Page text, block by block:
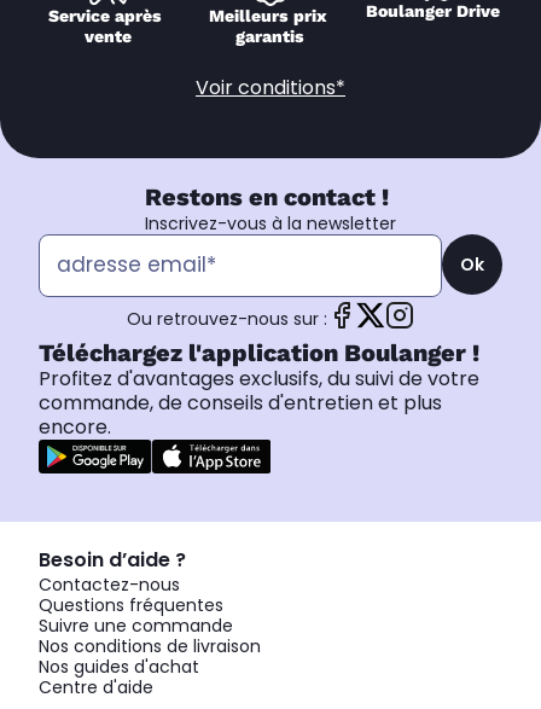
Service après
vente
Meilleurs prix
garantis
Boulanger Drive
Voir conditions*
Restons en contact !
Inscrivez-vous à la newsletter
Ok
Ou retrouvez-nous sur :
Téléchargez l'application Boulanger !
Profitez d'avantages exclusifs, du suivi de votre
commande, de conseils d'entretien et plus
encore.
Besoin d’aide ?
Contactez-nous
Questions fréquentes
Suivre une commande
Nos conditions de livraison
Nos guides d'achat
Centre d'aide